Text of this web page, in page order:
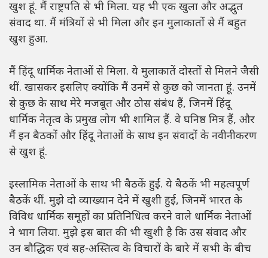
खुश हूं. मैं राष्ट्रपति से भी मिला. यह भी एक खुला और अद्भुत
संवाद था. मैं मंत्रियों से भी मिला और इन मुलाकातों से मैं बहुत
खुश हुआ.
मैं हिंदू धार्मिक नेताओं से मिला. ये मुलाकातें दोस्तों से मिलने जैसी
थीं. खासकर इसलिए क्योंकि मैं उनमें से कुछ को जानता हूं. उनमें
से कुछ के साथ मेरे मजबूत और ठोस संबंध हैं, जिनमें हिंदू
धार्मिक नेतृत्व के प्रमुख लोग भी शामिल हैं. वे घनिष्ठ मित्र हैं, और
मैं इन बैठकों और हिंदू नेताओं के साथ इन संवादों के नवीनीकरण
से खुश हूं.
इस्लामिक नेताओं के साथ भी बैठकें हुईं. ये बैठकें भी महत्वपूर्ण
बैठकें थीं. मुझे दो व्याख्यान देने में खुशी हुई, जिनमें भारत के
विविध धार्मिक समूहों का प्रतिनिधित्व करने वाले धार्मिक नेताओं
ने भाग लिया. मुझे इस बात की भी खुशी है कि उस संवाद और
उन बौद्धिक एवं सह-अस्तित्व के विचारों के बारे में सभी के बीच